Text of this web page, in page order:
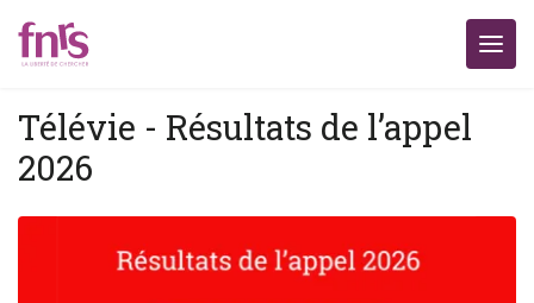
Télévie - Résultats de l’appel
2026